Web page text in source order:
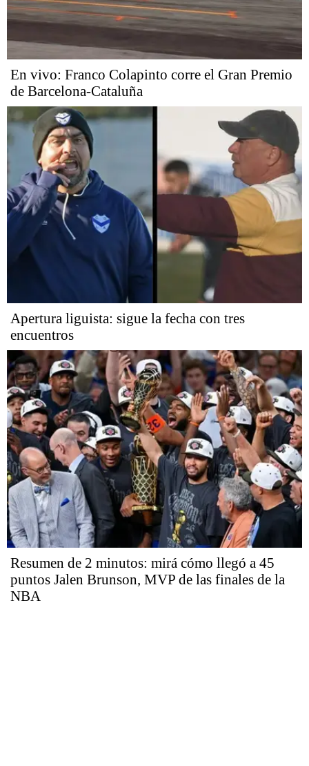
En vivo: Franco Colapinto corre el Gran Premio
de Barcelona-Cataluña
Apertura liguista: sigue la fecha con tres
encuentros
Resumen de 2 minutos: mirá cómo llegó a 45
puntos Jalen Brunson, MVP de las finales de la
NBA